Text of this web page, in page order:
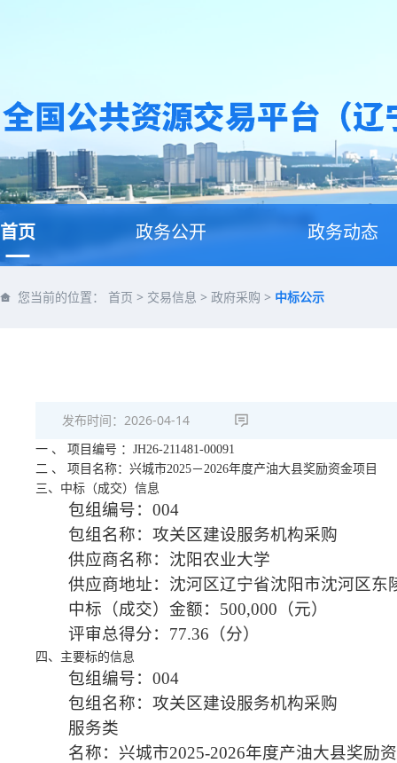
首页 政务公开 政务动态
您当前的位置： 首页 > 交易信息 > 政府采购 > 中标公示
发布时间： 2026-04-14
一 、 项目编号 ：JH26-211481-00091
二 、
项目名称：兴城市2025－2026年度产油大县奖励资金项目
三、中标（成交）信息
包组编号：004
包组名称：攻关区建设服务机构采购
供应商名称：沈阳农业大学
供应商地址：沈河区辽宁省沈阳市沈河区东
中标（成交）金额：500,000（元）
评审总得分：77.36（分）
四、主要标的信息
包组编号：004
包组名称：攻关区建设服务机构采购
服务类
名称：兴城市2025-2026年度产油大县奖励